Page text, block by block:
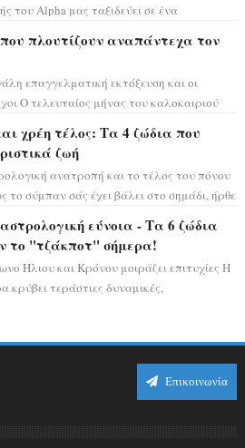
του Alpha μας ταξιδεύει σε ένα
πλουτίζουν αναπάντεχα τον
επαγγελματική εκτόξευση και οι
Ο τελευταίος μήνας του καλοκαιριού
χρέη τέλος: Τα 4 ζώδια που
ζωή
ανατροπή και το τέλος του πόνου
το σύμπαν σάς έχει βάλει στο σημάδι, ήρθε
εύνοια - Τα 6 ζώδια
το "τζάκποτ" σήμερα!
Ήλιου και Κρόνου μοιράζει επιτυχίες Η
κρύβει τεράστιες δυναμικές,
Επικοινωνία